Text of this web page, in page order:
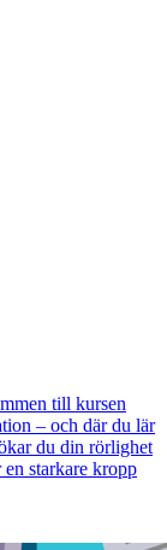
till kursen
– och där du lär
du din rörlighet
starkare kropp